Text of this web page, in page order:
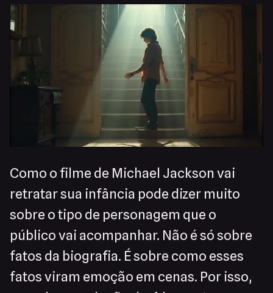
Como o filme de Michael Jackson vai
retratar sua infância pode dizer muito
sobre o tipo de personagem que o
público vai acompanhar. Não é só sobre
fatos da biografia. É sobre como esses
fatos viram emoção em cenas. Por isso,